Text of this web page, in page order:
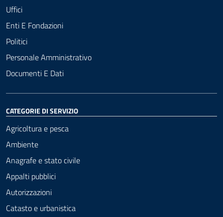
Uffici
Enti E Fondazioni
Politici
Personale Amministrativo
Documenti E Dati
CATEGORIE DI SERVIZIO
Agricoltura e pesca
Ambiente
Anagrafe e stato civile
Appalti pubblici
Autorizzazioni
Catasto e urbanistica